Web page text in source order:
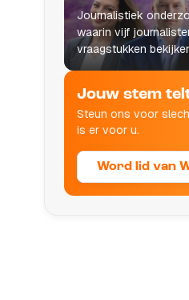
Journalistiek
waarin vijf
vraagstukken
leven raken.
Jouw stem
Steun ons voor
is er voor u.
Word lid van